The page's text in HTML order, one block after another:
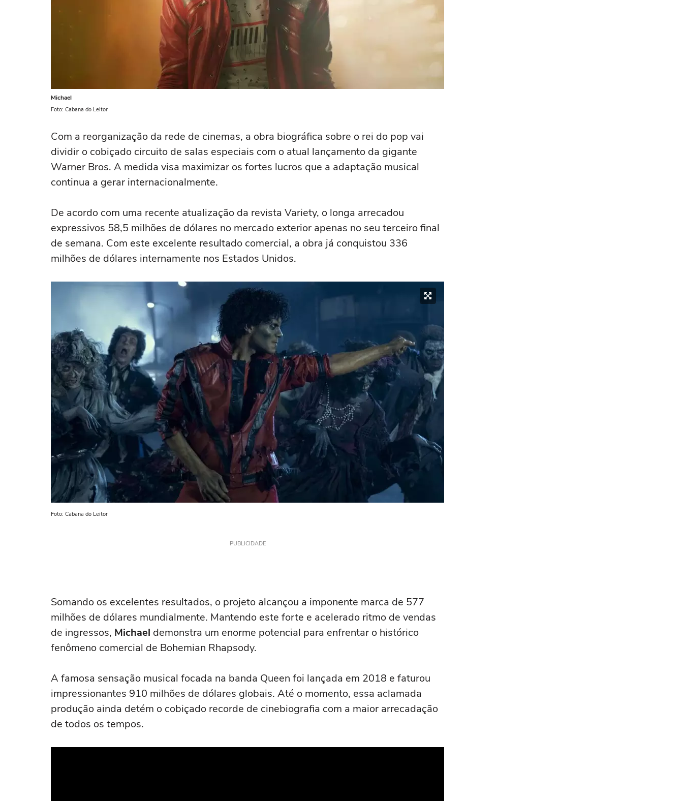
Michael
Foto: Cabana do Leitor
Com a reorganização da rede de cinemas, a obra biográfica sobre o rei do pop vai
dividir o cobiçado circuito de salas especiais com o atual lançamento da gigante
Warner Bros. A medida visa maximizar os fortes lucros que a adaptação musical
continua a gerar internacionalmente.
De acordo com uma recente atualização da revista Variety, o longa arrecadou
expressivos 58,5 milhões de dólares no mercado exterior apenas no seu terceiro final
de semana. Com este excelente resultado comercial, a obra já conquistou 336
milhões de dólares internamente nos Estados Unidos.
Foto: Cabana do Leitor
PUBLICIDADE
Somando os excelentes resultados, o projeto alcançou a imponente marca de 577
milhões de dólares mundialmente. Mantendo este forte e acelerado ritmo de vendas
de ingressos, Michael demonstra um enorme potencial para enfrentar o histórico
fenômeno comercial de Bohemian Rhapsody.
A famosa sensação musical focada na banda Queen foi lançada em 2018 e faturou
impressionantes 910 milhões de dólares globais. Até o momento, essa aclamada
produção ainda detém o cobiçado recorde de cinebiografia com a maior arrecadação
de todos os tempos.